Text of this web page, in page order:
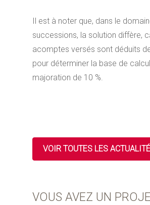
Il est à noter que, dans le
successions, la solution diffère,
acomptes versés sont déduits
pour déterminer la base de
majoration de 10 %.
VOIR TOUTES LES
VOUS AVEZ UN